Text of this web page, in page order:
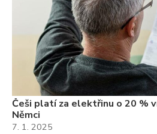
Češi platí za elektřinu o 20 %
Němci
7. 1. 2025